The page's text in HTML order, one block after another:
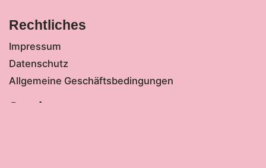
Rechtliches
Impressum
Datenschutz
Allgemeine Geschäftsbedingungen
Service